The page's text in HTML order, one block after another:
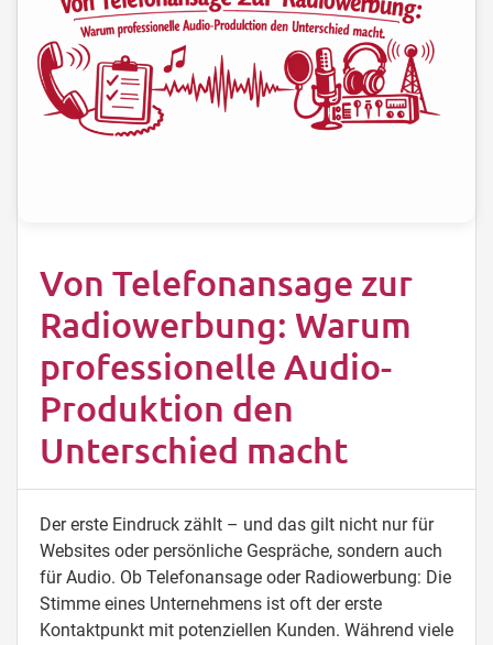
Von Telefonansage zur
Radiowerbung: Warum
professionelle Audio-
Produktion den
Unterschied macht
Der erste Eindruck zählt – und das gilt nicht nur für
Websites oder persönliche Gespräche, sondern auch
für Audio. Ob Telefonansage oder Radiowerbung: Die
Stimme eines Unternehmens ist oft der erste
Kontaktpunkt mit potenziellen Kunden. Während viele